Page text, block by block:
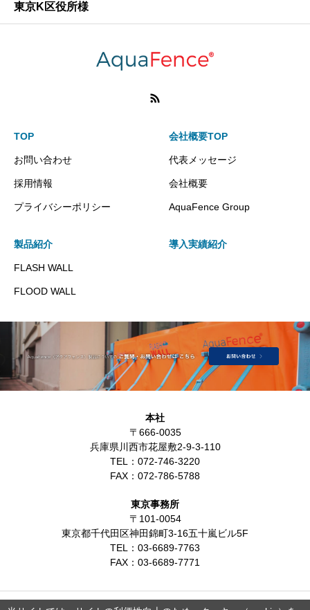
東京K区役所様
TOP
お問い合わせ
採用情報
プライバシーポリシー
会社概要TOP
代表メッセージ
会社概要
AquaFence Group
製品紹介
FLASH WALL
FLOOD WALL
導入実績紹介
本社
〒666-0035
兵庫県川西市花屋敷2-9-3-110
TEL： 072-746-3220
FAX： 072-786-5788
東京事務所
〒101-0054
東京都千代田区神田錦町3-16五十嵐ビル5F
TEL： 03-6689-7763
FAX： 03-6689-7771